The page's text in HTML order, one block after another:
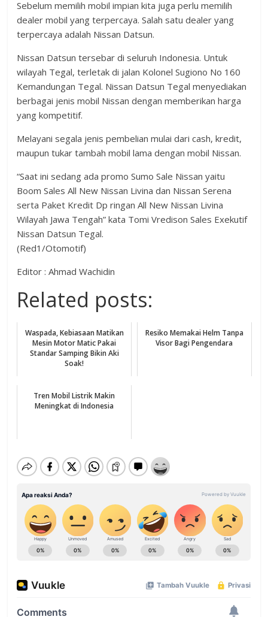
Sebelum memilih mobil impian kita juga perlu memilih
dealer mobil yang terpercaya. Salah satu dealer yang
terpercaya adalah Nissan Datsun.
Nissan Datsun tersebar di seluruh Indonesia. Untuk
wilayah Tegal, terletak di jalan Kolonel Sugiono No 160
Kemandungan Tegal. Nissan Datsun Tegal menyediakan
berbagai jenis mobil Nissan dengan memberikan harga
yang kompetitif.
Melayani segala jenis pembelian mulai dari cash, kredit,
maupun tukar tambah mobil lama dengan mobil Nissan.
“Saat ini sedang ada promo Sumo Sale Nissan yaitu
Boom Sales All New Nissan Livina dan Nissan Serena
serta Paket Kredit Dp ringan All New Nissan Livina
Wilayah Jawa Tengah” kata Tomi Vredison Sales Exekutif
Nissan Datsun Tegal.
(Red1/Otomotif)
Editor : Ahmad Wachidin
Related posts:
Waspada, Kebiasaan Matikan
Mesin Motor Matic Pakai
Standar Samping Bikin Aki
Soak!
Resiko Memakai Helm Tanpa
Visor Bagi Pengendara
Tren Mobil Listrik Makin
Meningkat di Indonesia